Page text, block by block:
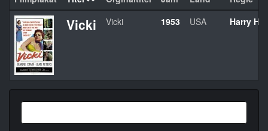
Vicki Vicki 1953 USA Harry